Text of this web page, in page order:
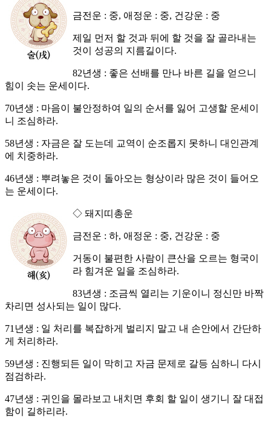
금전운 : 중, 애정운 : 중, 건강운 : 중
제일 먼저 할 것과 뒤에 할 것을 잘 골라내는
것이 성공의 지름길이다.
82년생 : 좋은 선배를 만나 바른 길을 얻으니
힘이 솟는 운세이다.
70년생 : 마음이 불안정하여 일의 순서를 잃어 고생할 운세이
니 조심하라.
58년생 : 자금은 잘 도는데 교역이 순조롭지 못하니 대인관계
에 치중하라.
46년생 : 뿌려놓은 것이 돌아오는 형상이라 많은 것이 들어오
는 운세이다.
◇ 돼지띠총운
금전운 : 하, 애정운 : 중, 건강운 : 중
거동이 불편한 사람이 큰산을 오르는 형국이
라 힘겨운 일을 조심하라.
83년생 : 조금씩 열리는 기운이니 정신만 바짝
차리면 성사되는 일이 많다.
71년생 : 일 처리를 복잡하게 벌리지 말고 내 손안에서 간단하
게 처리하라.
59년생 : 진행되든 일이 막히고 자금 문제로 갈등 심하니 다시
점검하라.
47년생 : 귀인을 몰라보고 내치면 후회 할 일이 생기니 잘 대접
함이 길하리라.